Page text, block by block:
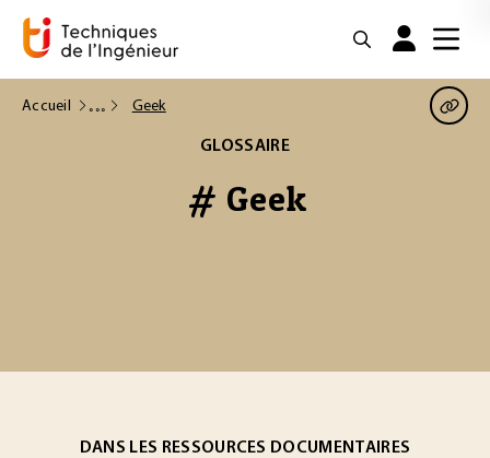
Accueil Geek
GLOSSAIRE
# Geek
DANS LES RESSOURCES DOCUMENTAIRES